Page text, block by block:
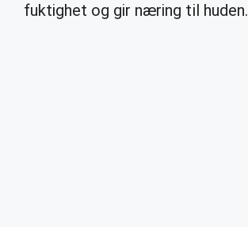
fuktighet og gir næring til huden.